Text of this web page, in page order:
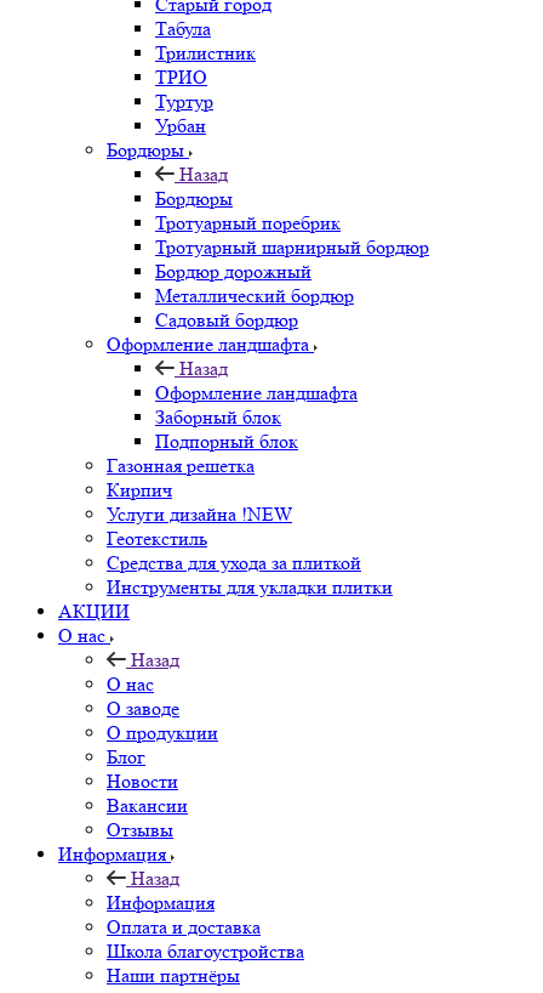
Табула
Трилистник
ТРИО
Туртур
Урбан
Бордюры
Назад
Бордюры
Тротуарный поребрик
Тротуарный шарнирный бордюр
Бордюр дорожный
Металлический бордюр
Садовый бордюр
Оформление ландшафта
Назад
Оформление ландшафта
Заборный блок
Подпорный блок
Газонная решетка
Кирпич
Услуги дизайна !NEW
Геотекстиль
Средства для ухода за плиткой
Инструменты для укладки плитки
АКЦИИ
О нас
Назад
О нас
О заводе
О продукции
Блог
Новости
Вакансии
Отзывы
Информация
Назад
Информация
Оплата и доставка
Школа благоустройства
Наши партнёры